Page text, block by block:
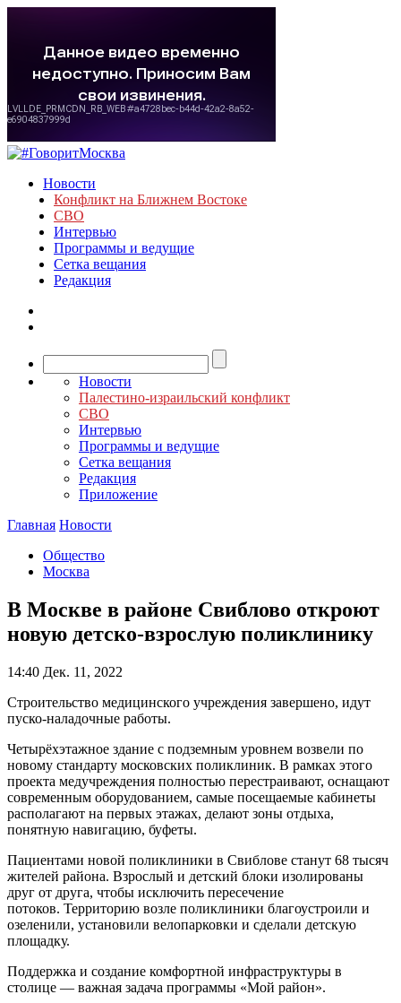
Новости
Конфликт на Ближнем Востоке
СВО
Интервью
Программы и ведущие
Сетка вещания
Редакция
Новости
Палестино-израильский конфликт
СВО
Интервью
Программы и ведущие
Сетка вещания
Редакция
Приложение
Главная Новости
Общество
Москва
В Москве в районе Свиблово откроют
новую детско-взрослую поликлинику
14:40 Дек. 11, 2022
Строительство медицинского учреждения завершено, идут
пуско-наладочные работы.
Четырёхэтажное здание с подземным уровнем возвели по
новому стандарту московских поликлиник. В рамках этого
проекта медучреждения полностью перестраивают, оснащают
современным оборудованием, самые посещаемые кабинеты
располагают на первых этажах, делают зоны отдыха,
понятную навигацию, буфеты.
Пациентами новой поликлиники в Свиблове станут 68 тысяч
жителей района. Взрослый и детский блоки изолированы
друг от друга, чтобы исключить пересечение
потоков. Территорию возле поликлиники благоустроили и
озеленили, установили велопарковки и сделали детскую
площадку.
Поддержка и создание комфортной инфраструктуры в
столице — важная задача программы «Мой район».